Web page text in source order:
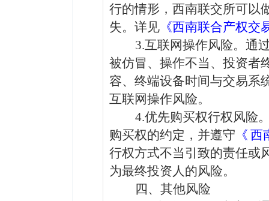
行的情形，西南联交所可以
失。 详见 《西南联合产权
3.互联网操作风险。 通
被仿冒 、 操作不当 、投资者
容、 终端设备时间与交易系
互联网操作风险。
4.优先购买权行权风险
购买权的约定，并遵守 《 西
行权方式不当引致的责任或
为最终投资人的风险。
四、其他风险